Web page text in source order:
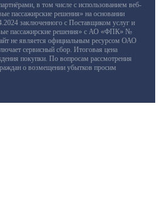
в том числе с использованием веб-
решения» на основании
заключенного с Поставщиком услуг и
пассажирские решения» с АО «ФПК» №
не является официальным ресурсом ОАО
сервисный сбор. Итоговая цена
покупки. По вопросам рассмотрения
о возмещении убытков просим